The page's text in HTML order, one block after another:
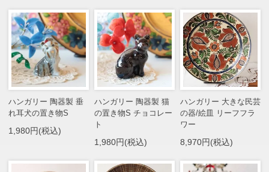
ハンガリー 陶器製 垂
れ耳犬の置き物S
1,980円(税込)
ハンガリー 陶器製 猫
の置き物S チョコレー
ト
1,980円(税込)
ハンガリー 大きな民芸
の器/絵皿 リーフフラ
ワー
8,970円(税込)